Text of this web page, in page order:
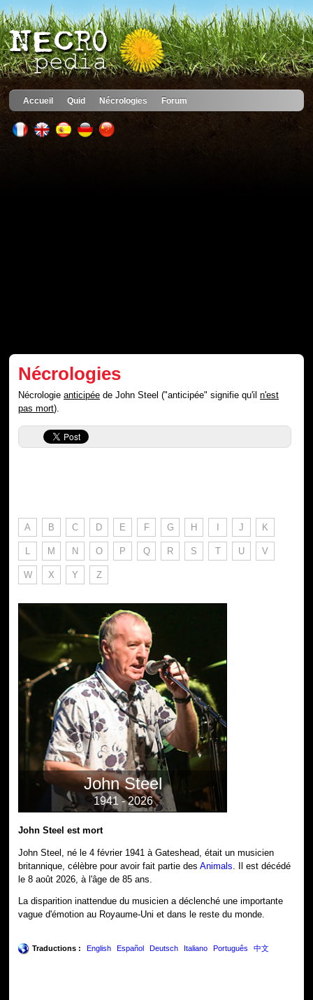
Accueil Quid Nécrologies Forum
Nécrologies
Nécrologieanticipée de John Steel ("anticipée" signifie qu'iln'est
pas mort).
A B C D E F G H I J K
L M N O P Q R S T U V
W X Y Z
John Steel
1941 - 2026
John Steel est mort
John Steel, né le 4 février 1941 à Gateshead, était un musicien
britannique, célèbre pour avoir fait partie desAnimals . Il est décédé
le 8 août 2026, à l'âge de 85 ans.
La disparition inattendue du musicien a déclenché une importante
vague d'émotion au Royaume-Uni et dans le reste du monde.
Traductions : English Español Deutsch Italiano Português 中文